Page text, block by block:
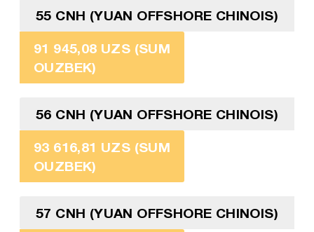
55 CNH (YUAN OFFSHORE CHINOIS)
91 945,08 UZS (SUM
OUZBEK)
56 CNH (YUAN OFFSHORE CHINOIS)
93 616,81 UZS (SUM
OUZBEK)
57 CNH (YUAN OFFSHORE CHINOIS)